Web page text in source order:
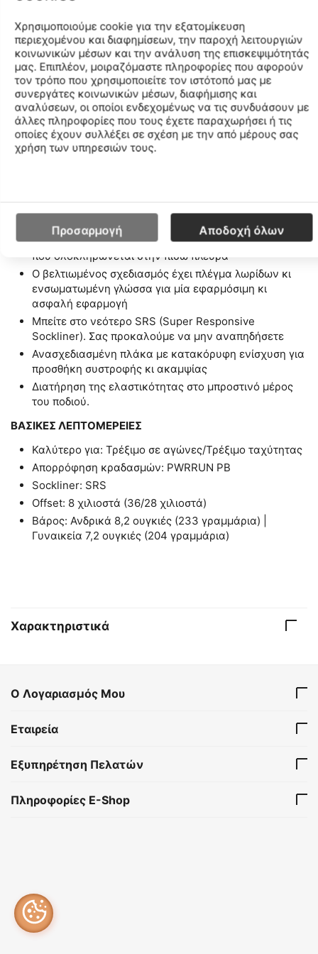
Νέες Καινοτομίες
• Ανασχεδιασμένη νάιλον πλάκα, που δίνει φτερά
σ΄αυτόν που το φορά
• Εξωτερική σόλα με δικτυωτό σχεδιασμό
• Δικτυωτή επιφάνεια, που απλώνεται σαν ζώνη στο
πάνω μέρος της επιφάνειας
• Νέα κάλτσα
Χαρακτηριστικά και Πλεονεκτήματα
Η ενεργειακά αποδοτική τεχνολογία PWRRUN PB
διαθέτει αντικραδασμική προστασία από υπεραφρό,
που ολοκληρώνεται στην πίσω πλευρά
Ο βελτιωμένος σχεδιασμός έχει πλέγμα λωρίδων κι
ενσωματωμένη γλώσσα για μία εφαρμόσιμη κι
ασφαλή εφαρμογή
Μπείτε στο νεότερο SRS (Super Responsive
Sockliner). Σας προκαλούμε να μην αναπηδήσετε
Ανασχεδιασμένη πλάκα με κατακόρυφη ενίσχυση για
προσθήκη συστροφής κι ακαμψίας
Διατήρηση της ελαστικότητας στο μπροστινό μέρος
του ποδιού.
ΒΑΣΙΚΕΣ ΛΕΠΤΟΜΕΡΕΙΕΣ
Καλύτερο για: Τρέξιμο σε αγώνες/Τρέξιμο ταχύτητας
Απορρόφηση κραδασμών: PWRRUN PB
Sockliner: SRS
Offset: 8 χιλιοστά (36/28 χιλιοστά)
Βάρος: Ανδρικά 8,2 ουγκιές (233 γραμμάρια) |
Γυναικεία 7,2 ουγκιές (204 γραμμάρια)
Χαρακτηριστικά
Ο Λογαριασμός Μου
Εταιρεία
Εξυπηρέτηση Πελατών
Πληροφορίες E-Shop
Χρησιμοποιούμε cookie για την εξατομίκευση
περιεχομένου και διαφημίσεων, την παροχή λειτουργιών
κοινωνικών μέσων και την ανάλυση της επισκεψιμότητάς
μας. Επιπλέον, μοιραζόμαστε πληροφορίες που αφορούν
τον τρόπο που χρησιμοποιείτε τον ιστότοπό μας με
συνεργάτες κοινωνικών μέσων, διαφήμισης και
αναλύσεων, οι οποίοι ενδεχομένως να τις συνδυάσουν με
άλλες πληροφορίες που τους έχετε παραχωρήσει ή τις
οποίες έχουν συλλέξει σε σχέση με την από μέρους σας
χρήση των υπηρεσιών τους.
Προσαρμογή Αποδοχή όλων